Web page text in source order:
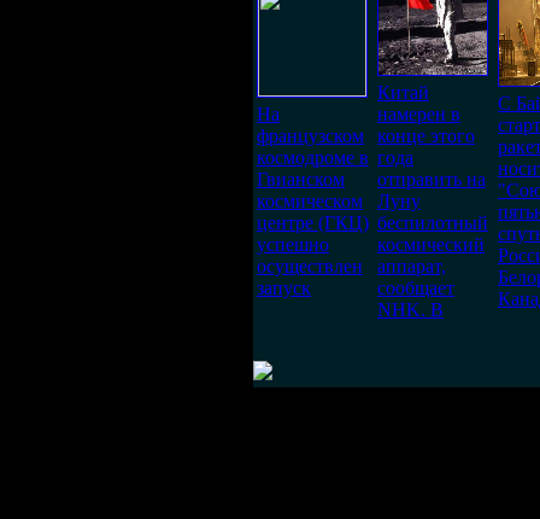
На
французском
космодроме в
Гвианском
космическом
центре (ГКЦ)
успешно
осуществлен
запуск
Китай
намерен в
конце этого
года
отправить на
Луну
беспилотный
космический
аппарат,
сообщает
NHK. В
С